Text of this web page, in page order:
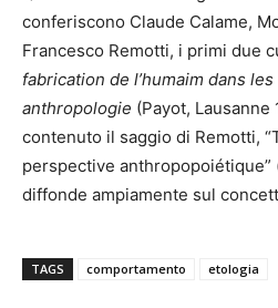
conferiscono Claude Calame,
Francesco Remotti, i primi due
fabrication de l’humaim dans
anthropologie (Payot,
contenuto il saggio di Remotti,
perspective anthropopoiétique”
diffonde ampiamente sul
TAGS comportamento etologia